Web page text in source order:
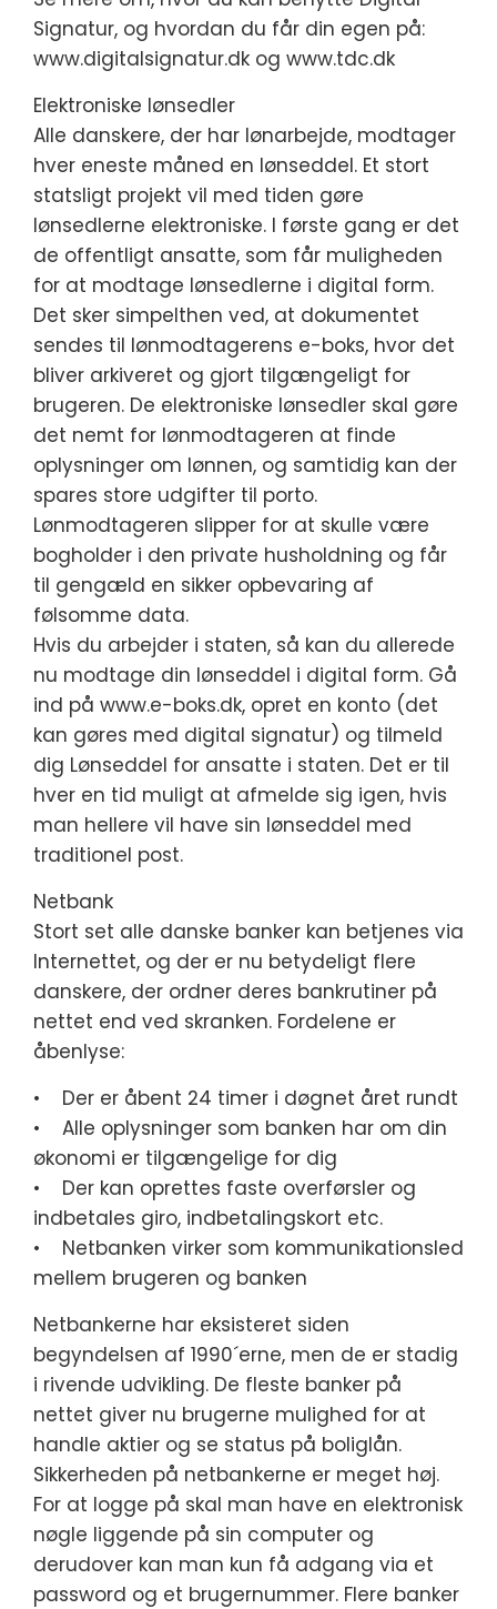
Signatur, og hvordan du får din egen på:
www.digitalsignatur.dk og www.tdc.dk
Elektroniske lønsedler
Alle danskere, der har lønarbejde, modtager
hver eneste måned en lønseddel. Et stort
statsligt projekt vil med tiden gøre
lønsedlerne elektroniske. I første gang er det
de offentligt ansatte, som får muligheden
for at modtage lønsedlerne i digital form.
Det sker simpelthen ved, at dokumentet
sendes til lønmodtagerens e-boks, hvor det
bliver arkiveret og gjort tilgængeligt for
brugeren. De elektroniske lønsedler skal gøre
det nemt for lønmodtageren at finde
oplysninger om lønnen, og samtidig kan der
spares store udgifter til porto.
Lønmodtageren slipper for at skulle være
bogholder i den private husholdning og får
til gengæld en sikker opbevaring af
følsomme data.
Hvis du arbejder i staten, så kan du allerede
nu modtage din lønseddel i digital form. Gå
ind på www.e-boks.dk, opret en konto (det
kan gøres med digital signatur) og tilmeld
dig Lønseddel for ansatte i staten. Det er til
hver en tid muligt at afmelde sig igen, hvis
man hellere vil have sin lønseddel med
traditionel post.
Netbank
Stort set alle danske banker kan betjenes via
Internettet, og der er nu betydeligt flere
danskere, der ordner deres bankrutiner på
nettet end ved skranken. Fordelene er
åbenlyse:
• Der er åbent 24 timer i døgnet året rundt
• Alle oplysninger som banken har om din
økonomi er tilgængelige for dig
• Der kan oprettes faste overførsler og
indbetales giro, indbetalingskort etc.
• Netbanken virker som kommunikationsled
mellem brugeren og banken
Netbankerne har eksisteret siden
begyndelsen af 1990´erne, men de er stadig
i rivende udvikling. De fleste banker på
nettet giver nu brugerne mulighed for at
handle aktier og se status på boliglån.
Sikkerheden på netbankerne er meget høj.
For at logge på skal man have en elektronisk
nøgle liggende på sin computer og
derudover kan man kun få adgang via et
password og et brugernummer. Flere banker